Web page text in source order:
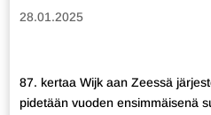
28.01.2025
87. kertaa Wijk aan Zeessä
pidetään vuoden ensimmäisenä